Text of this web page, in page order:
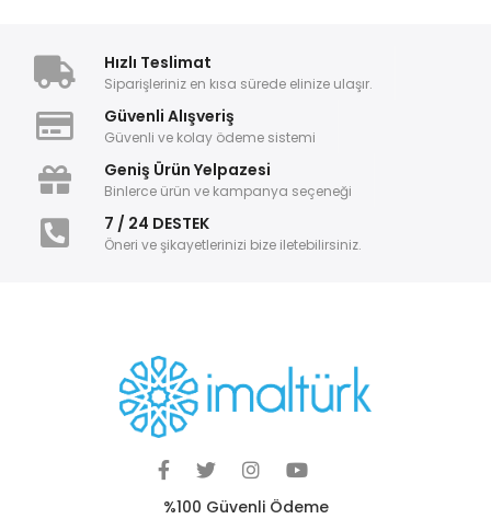
Hızlı Teslimat
Siparişleriniz en kısa sürede elinize ulaşır.
Güvenli Alışveriş
Güvenli ve kolay ödeme sistemi
Geniş Ürün Yelpazesi
Binlerce ürün ve kampanya seçeneği
7 / 24 DESTEK
Öneri ve şikayetlerinizi bize iletebilirsiniz.
%100 Güvenli Ödeme